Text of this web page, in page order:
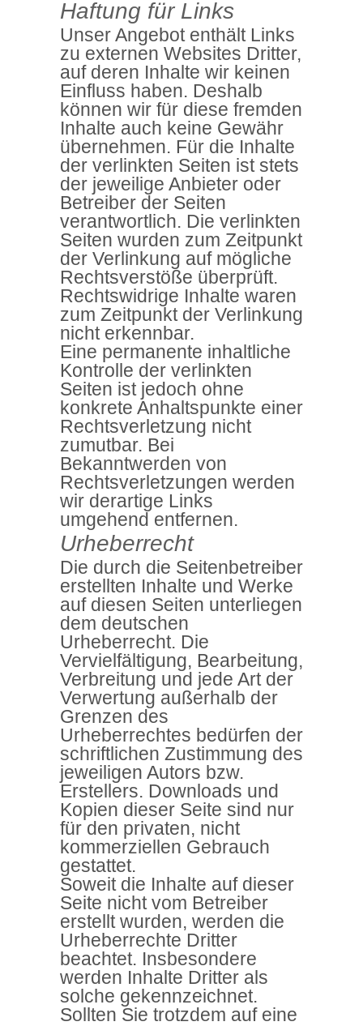
Haftung für Links
Unser Angebot enthält Links
zu externen Websites Dritter,
auf deren Inhalte wir keinen
Einfluss haben. Deshalb
können wir für diese fremden
Inhalte auch keine Gewähr
übernehmen. Für die Inhalte
der verlinkten Seiten ist stets
der jeweilige Anbieter oder
Betreiber der Seiten
verantwortlich. Die verlinkten
Seiten wurden zum Zeitpunkt
der Verlinkung auf mögliche
Rechtsverstöße überprüft.
Rechtswidrige Inhalte waren
zum Zeitpunkt der Verlinkung
nicht erkennbar.
Eine permanente inhaltliche
Kontrolle der verlinkten
Seiten ist jedoch ohne
konkrete Anhaltspunkte einer
Rechtsverletzung nicht
zumutbar. Bei
Bekanntwerden von
Rechtsverletzungen werden
wir derartige Links
umgehend entfernen.
Urheberrecht
Die durch die Seitenbetreiber
erstellten Inhalte und Werke
auf diesen Seiten unterliegen
dem deutschen
Urheberrecht. Die
Vervielfältigung, Bearbeitung,
Verbreitung und jede Art der
Verwertung außerhalb der
Grenzen des
Urheberrechtes bedürfen der
schriftlichen Zustimmung des
jeweiligen Autors bzw.
Erstellers. Downloads und
Kopien dieser Seite sind nur
für den privaten, nicht
kommerziellen Gebrauch
gestattet.
Soweit die Inhalte auf dieser
Seite nicht vom Betreiber
erstellt wurden, werden die
Urheberrechte Dritter
beachtet. Insbesondere
werden Inhalte Dritter als
solche gekennzeichnet.
Sollten Sie trotzdem auf eine